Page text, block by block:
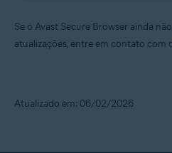
Se o Avast Secure Browser ainda
atualizações, entre em contato com
Atualizado em: 06/02/2026